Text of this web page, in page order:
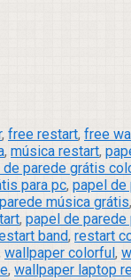
, free restart, free
, música restart,
de parede grátis
para pc, papel de
música grátis,
, papel de parede
band, restart
wallpaper colorful,
, wallpaper laptop